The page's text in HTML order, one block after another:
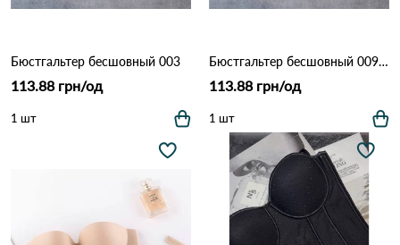
Бюстгальтер бесшовный 003
113.88 грн/од
1 шт
Бюстгальтер бесшовный 009 9,4 18,3 Черный
113.88 грн/од
1 шт